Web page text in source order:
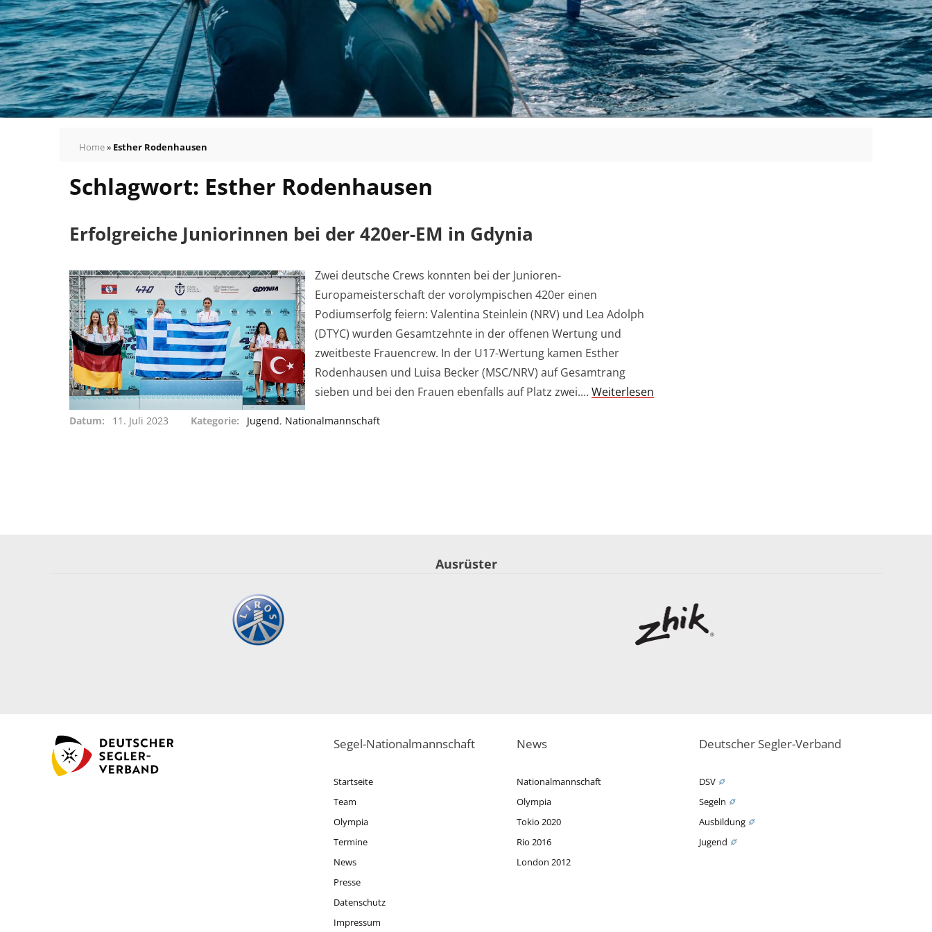
Home» Esther Rodenhausen
Schlagwort: Esther Rodenhausen
Erfolgreiche Juniorinnen bei der 420er-EM in Gdynia
Zwei deutsche Crews konnten bei der Junioren-
Europameisterschaft der vorolympischen 420er einen
Podiumserfolg feiern: Valentina Steinlein (NRV) und Lea Adolph
(DTYC) wurden Gesamtzehnte in der offenen Wertung und
zweitbeste Frauencrew. In der U17-Wertung kamen Esther
Rodenhausen und Luisa Becker (MSC/NRV) auf Gesamtrang
sieben und bei den Frauen ebenfalls auf Platz zwei.…Weiterlesen
Datum 11. Juli 2023 Kategorie Jugend, Nationalmannschaft
Ausrüster
Segel-Nationalmannschaft
Startseite
Team
Olympia
Termine
News
Presse
Datenschutz
Impressum
Deutscher Segler-Verband
DSV
Segeln
Ausbildung
Jugend
News
Nationalmannschaft
Olympia
Tokio 2020
Rio 2016
London 2012